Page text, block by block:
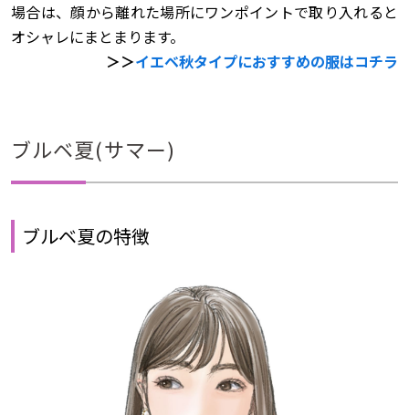
場合は、顔から離れた場所にワンポイントで取り入れると
オシャレにまとまります。
＞＞イエベ秋タイプにおすすめの服はコチラ
ブルベ夏(サマー)
ブルベ夏の特徴